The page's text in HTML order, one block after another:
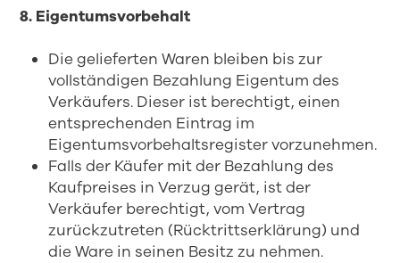
8. Eigentumsvorbehalt
Die gelieferten Waren bleiben bis zur
vollständigen Bezahlung Eigentum des
Verkäufers. Dieser ist berechtigt, einen
entsprechenden Eintrag im
Eigentumsvorbehaltsregister vorzunehmen.
Falls der Käufer mit der Bezahlung des
Kaufpreises in Verzug gerät, ist der
Verkäufer berechtigt, vom Vertrag
zurückzutreten (Rücktrittserklärung) und
die Ware in seinen Besitz zu nehmen.